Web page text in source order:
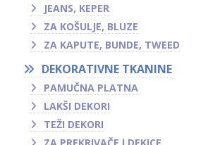
JEANS, KEPER
ZA KOŠULJE, BLUZE
ZA KAPUTE, BUNDE, TWEED
DEKORATIVNE TKANINE
PAMUČNA PLATNA
LAKŠI DEKORI
TEŽI DEKORI